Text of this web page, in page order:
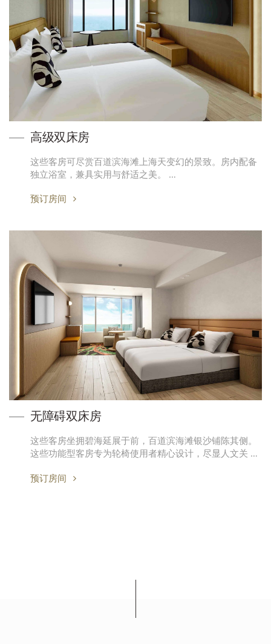
高级双床房
这些客房可尽赏百道滨海滩上海天变幻的景致。房内配备
独立浴室，兼具实用与舒适之美。 …
预订房间
无障碍双床房
这些客房坐拥碧海延展于前，百道滨海滩银沙铺陈其侧。
这些功能型客房专为轮椅使用者精心设计，尽显人文关 …
预订房间